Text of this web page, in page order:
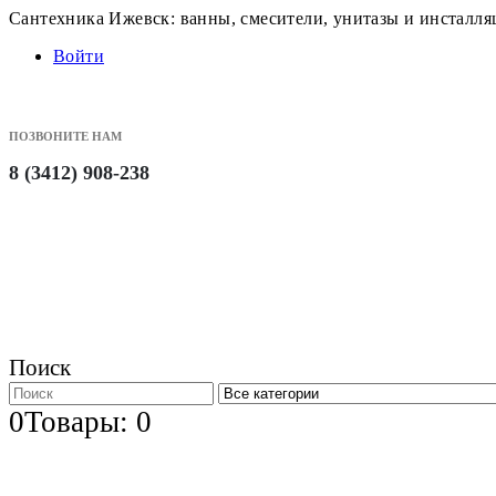
Сантехника Ижевск: ванны, смесители, унитазы и
Войти
ПОЗВОНИТЕ НАМ
8 (3412) 908-238
Поиск
0Товары: 0